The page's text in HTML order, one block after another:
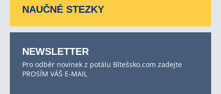
NAUČNÉ STEZKY
NEWSLETTER
Pro odběr novinek z potálu Bítešsko.com zadejte
PROSÍM VÁŠ E-MAIL